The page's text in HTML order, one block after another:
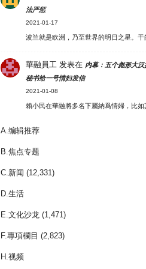
法严惩
2021-01-17
波兰就是欧洲，乃至世界的明日之星。干
華融員工 发表在 内幕：五个彪形大
秘书给一号情妇发信
2021-01-08
賴小民在華融將多名下屬納爲情婦，比如
A.编辑推荐
B.焦点专题
C.新闻 (12,331)
D.生活
E.文化沙龙 (1,471)
F.專項欄目 (2,823)
H.视频